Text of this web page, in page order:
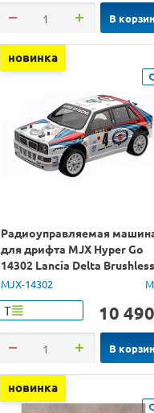
В
новинка
Радиоуправляемая
для дрифта MJX Hyper Go
14302 Lancia Delta Brushless
4WD 2.4G LED 1/14 RTR
MJX-14302
Т 10 490
В
новинка